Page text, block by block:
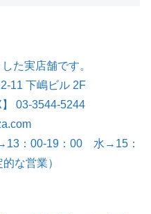
た実店舗です。
11 下嶋ビル 2F
】 03-3544-5244
→13：00-19：00 水→15：
な営業）